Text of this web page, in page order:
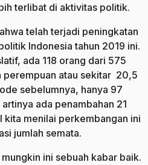
terlibat di aktivitas politik.
telah terjadi peningkatan
Indonesia tahun 2019 ini.
ada 118 orang dari 575
perempuan atau sekitar 20,5
sebelumnya, hanya 97
ada penambahan 21
kita menilai perkembangan ini
jumlah semata.
ini sebuah kabar baik.